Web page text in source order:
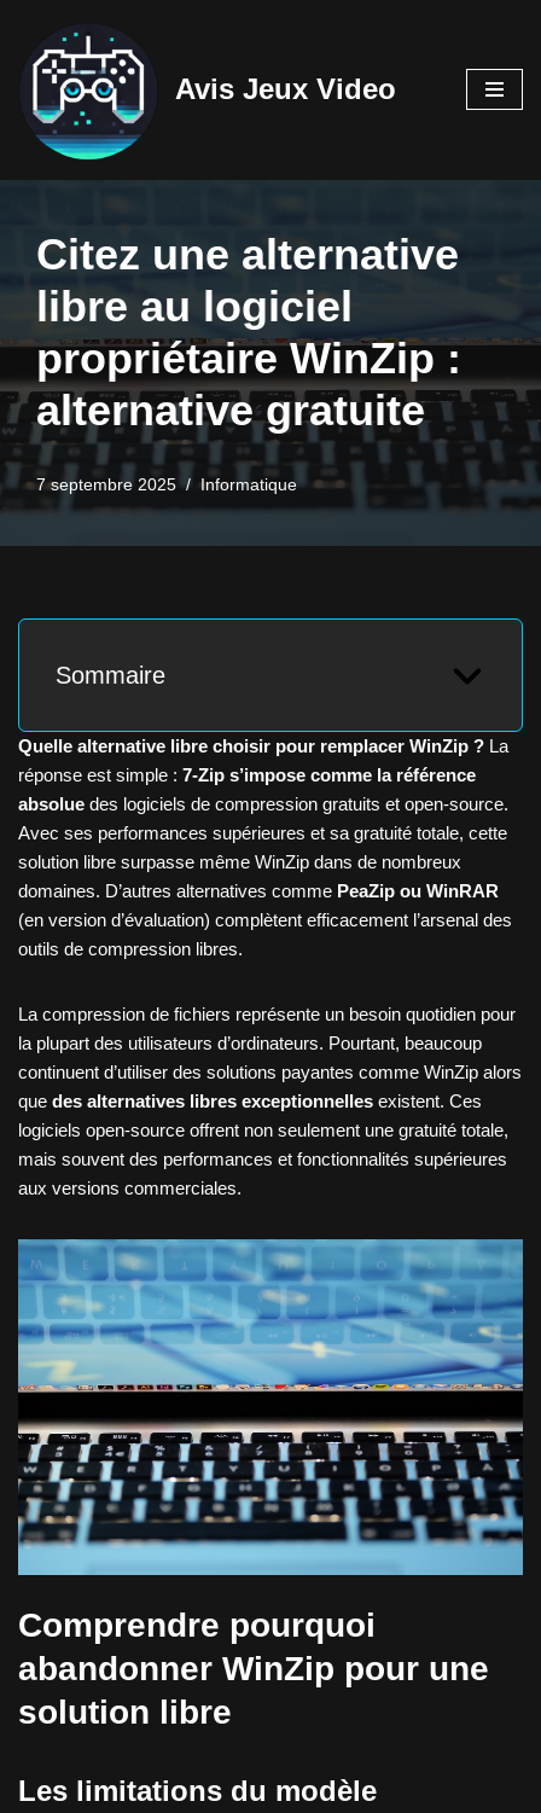
Aller
contenu
Avis Jeux Video
Citez une alternative
libre au logiciel
propriétaire WinZip :
alternative gratuite
7 septembre 2025 Informatique
Sommaire
Quelle alternative libre choisir pour remplacer WinZip ? La
réponse est simple : 7-Zip s’impose comme la référence
absolue des logiciels de compression gratuits et open-source.
Avec ses performances supérieures et sa gratuité totale, cette
solution libre surpasse même WinZip dans de nombreux
domaines. D’autres alternatives comme PeaZip ou WinRAR
(en version d’évaluation) complètent efficacement l’arsenal des
outils de compression libres.
La compression de fichiers représente un besoin quotidien pour
la plupart des utilisateurs d’ordinateurs. Pourtant, beaucoup
continuent d’utiliser des solutions payantes comme WinZip alors
que des alternatives libres exceptionnelles existent. Ces
logiciels open-source offrent non seulement une gratuité totale,
mais souvent des performances et fonctionnalités supérieures
aux versions commerciales.
Comprendre pourquoi
abandonner WinZip pour une
solution libre
Les limitations du modèle